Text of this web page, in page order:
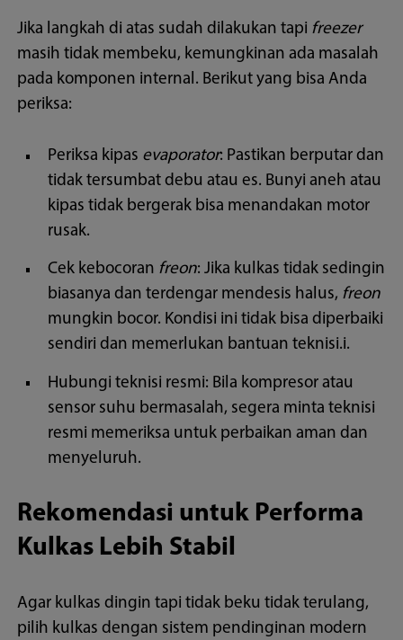
Jika langkah di atas sudah dilakukan tapi freezer
masih tidak membeku, kemungkinan ada masalah
pada komponen internal. Berikut yang bisa Anda
periksa:
Periksa kipas evaporator: Pastikan berputar dan
tidak tersumbat debu atau es. Bunyi aneh atau
kipas tidak bergerak bisa menandakan motor
rusak.
Cek kebocoran freon: Jika kulkas tidak sedingin
biasanya dan terdengar mendesis halus, freon
mungkin bocor. Kondisi ini tidak bisa diperbaiki
sendiri dan memerlukan bantuan teknisi.i.
Hubungi teknisi resmi: Bila kompresor atau
sensor suhu bermasalah, segera minta teknisi
resmi memeriksa untuk perbaikan aman dan
menyeluruh.
Rekomendasi untuk Performa
Kulkas Lebih Stabil
Agar kulkas dingin tapi tidak beku tidak terulang,
pilih kulkas dengan sistem pendinginan modern